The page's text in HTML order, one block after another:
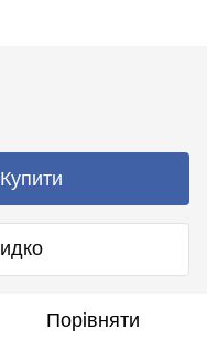
Купити
Порівняти